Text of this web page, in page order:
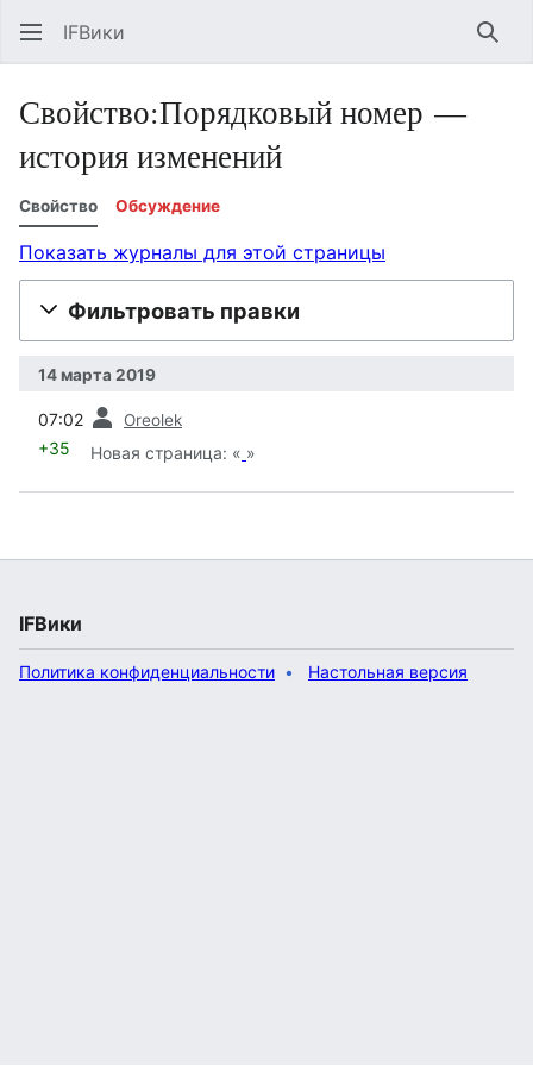
IFВики
Свойство:Порядковый номер —
история изменений
Свойство Обсуждение
Показать журналы для этой страницы
Фильтровать правки
14 марта 2019
07:02 Oreolek
+35 Новая страница: « »
IFВики
Политика конфиденциальности Настольная версия